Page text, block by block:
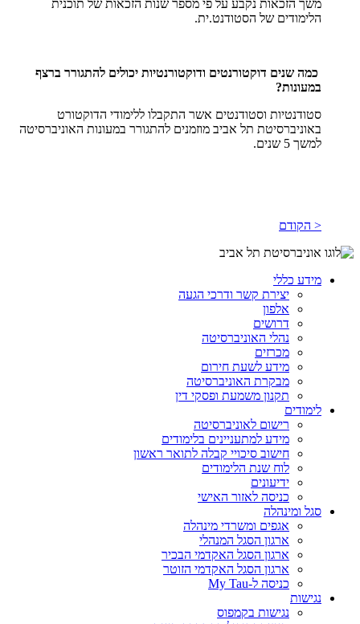
משך הזכאות נקבע על פי מספר שנות הזכאות של תוכנית
הלימודים של הסטודנט.ית.
כמה שנים דוקטורנטים ודוקטורנטיות יכולים להתגורר ברצף
במעונות?
סטודנטיות וסטודנטים אשר התקבלו ללימודי הדוקטורט
באוניברסיטת תל אביב מוזמנים להתגורר במעונות האוניברסיטה
למשך 5 שנים.
< הקודם
מידע כללי
יצירת קשר ודרכי הגעה
אלפון
דרושים
נהלי האוניברסיטה
מכרזים
מידע לשעת חירום
מבקרת האוניברסיטה
תקנון משמעת ופסקי דין
לימודים
רישום לאוניברסיטה
מידע למתעניינים בלימודים
חישוב סיכויי קבלה לתואר ראשון
לוח שנת הלימודים
ידיעונים
כניסה לאזור האישי
סגל ומינהלה
אגפים ומשרדי מינהלה
ארגון הסגל המנהלי
ארגון הסגל האקדמי הבכיר
ארגון הסגל האקדמי הזוטר
כניסה ל-My Tau
נגישות
נגישות בקמפוס